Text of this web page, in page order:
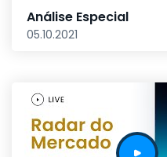
Análise Especial
05.10.2021